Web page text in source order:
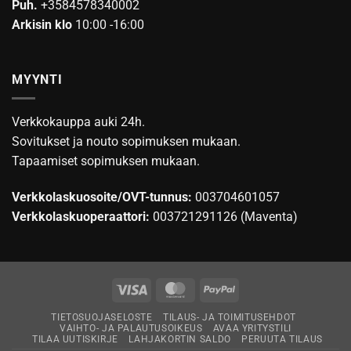
Puh. +3584578340002
Arkisin klo 10:00 -16:00
MYYNTI
Verkkokauppa auki 24h.
Sovitukset ja nouto sopimuksen mukaan.
Tapaamiset sopimuksen mukaan.
Verkkolaskuosoite/OVT-tunnus: 003704601057
Verkkolaskuoperaattori: 003721291126 (Maventa)
Visa MasterCardPayPal
TIETOSUOJASELOSTE
TILAUS- JA TOIMITUSEHDOT
VAIHTO- JA PALAUTUSOIKEUS
AVAA YRITYSTILI
TILAA UUTISKIRJE
LAHJAKORTIN SALDO PERUUTA TILAUS